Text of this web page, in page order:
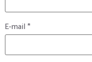
E-mail*